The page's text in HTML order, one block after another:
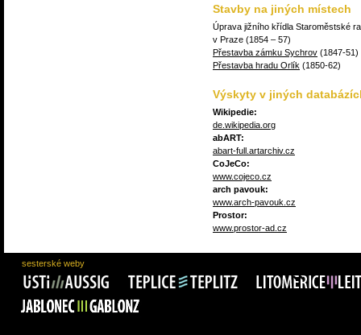
Stavby na jiných místech
Úprava jižního křídla Staroměstské
v Praze (1854 – 57)
Přestavba zámku Sychrov (1847-51)
Přestavba hradu Orlík (1850-62)
Výskyty v jiných
Wikipedie:
de.wikipedia.org
abART:
abart-full.artarchiv.cz
CoJeCo:
www.cojeco.cz
arch pavouk:
www.arch-pavouk.cz
Prostor:
www.prostor-ad.cz
sesterské weby